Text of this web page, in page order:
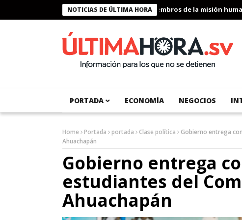
NOTICIAS DE ÚLTIMA HORA
Presidente Bukele condecora a miembros de la misión
PORTADA ECONOMÍA NEGOCIOS
Home Portada portada Clase política
Gobierno entrega
Ahuachapán
Gobierno entrega
estudiantes del
Ahuachapán